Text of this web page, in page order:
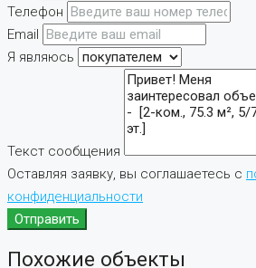
Телефон
Email
Я являюсь
Текст сообщения
Оставляя заявку, вы соглашаетесь с
конфиденциальности
Отправить
Похожие объекты